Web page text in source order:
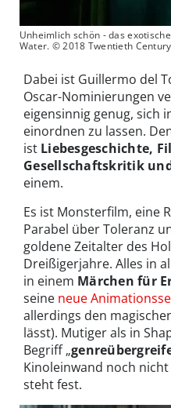
Unheimlich schön - das
Water. © 2018 Twentieth
Dabei ist Guillermo del
Oscar-Nominierungen
eigensinnig genug, sich
einordnen zu lassen.
ist Liebesgeschichte,
Gesellschaftskritik
einem.
Es ist Monsterfilm, eine
Parabel über Toleranz
goldene Zeitalter des
Dreißigerjahre. Alles in
in einem Märchen für
seine neue
allerdings den
lässt). Mutiger als in
Begriff „
Kinoleinwand noch
steht fest.